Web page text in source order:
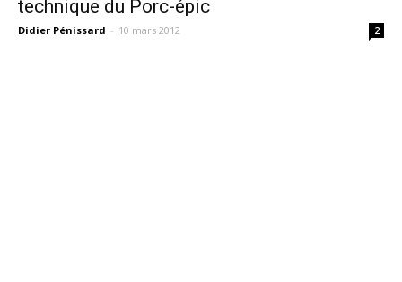
technique du Porc-épic
Didier Pénissard - 10 mars 2012 2